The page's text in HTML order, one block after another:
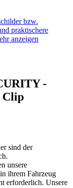
bzw.
praktischere
anzeigen
-
Clip
sind der
unsere
ihrem Fahrzeug
erforderlich. Unsere